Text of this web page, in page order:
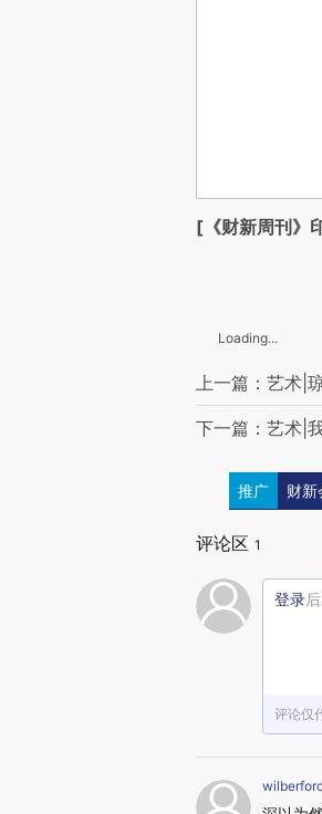
[《财新周刊》
Loading...
上一篇：艺术|
下一篇：艺术|
推广 财新
评论区 1
登录
评论仅